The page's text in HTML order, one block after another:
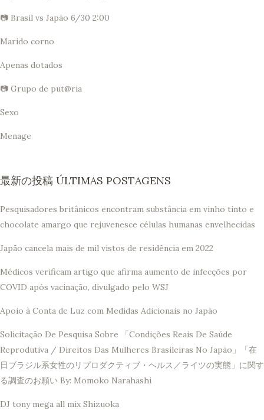
📷 Brasil vs Japão 6/30 2:00
Marido corno
Apenas dotados
📷 Grupo de put@ria
Sexo
Menage
最新の投稿 ÚLTIMAS POSTAGENS
Pesquisadores britânicos encontram substância em vinho tinto e
chocolate amargo que rejuvenesce células humanas envelhecidas
Japão cancela mais de mil vistos de residência em 2022
Médicos verificam artigo que afirma aumento de infecções por
COVID após vacinação, divulgado pelo WSJ
Apoio à Conta de Luz com Medidas Adicionais no Japão
Solicitação De Pesquisa Sobre 「Condições Reais De Saúde
Reprodutiva / Direitos Das Mulheres Brasileiras No Japão」「在
日ブラジル系女性のリプロダクティブ・ヘルス／ライツの実態」に関す
る調査のお願い By: Momoko Narahashi
DJ tony mega all mix Shizuoka